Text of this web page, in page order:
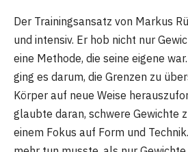
Der Trainingsansatz von Markus
und intensiv. Er hob nicht nur
eine Methode, die seine eigene
ging es darum, die Grenzen zu
Körper auf neue Weise
glaubte daran, schwere Gewichte
einem Fokus auf Form und